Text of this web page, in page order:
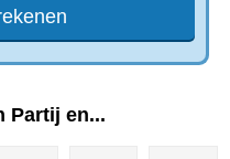
Partij en...